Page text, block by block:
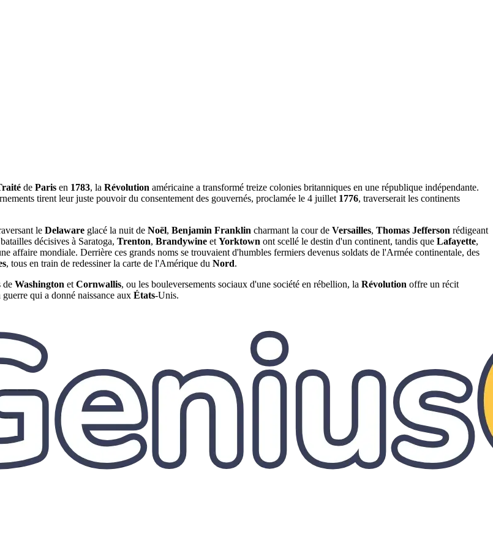
de Paris en 1783, la Révolution américaine a transformé treize colonies britanniques en une république indépendante.
tirent leur juste pouvoir du consentement des gouvernés, proclamée le 4 juillet 1776, traverserait les continents
le Delaware glacé la nuit de Noël, Benjamin Franklin charmant la cour de Versailles, Thomas Jefferson rédigeant
décisives à Saratoga, Trenton, Brandywine et Yorktown ont scellé le destin d'un continent, tandis que Lafayette,
affaire mondiale. Derrière ces grands noms se trouvaient d'humbles fermiers devenus soldats de l'Armée continentale, des
, tous en train de redessiner la carte de l'Amérique du Nord.
de Washington et Cornwallis, ou les bouleversements sociaux d'une société en rébellion, la Révolution offre un récit
qui a donné naissance aux États-Unis.